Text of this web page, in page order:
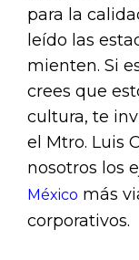
para la
leído las
mienten. Si
crees que
cultura, te
el Mtro. Luis
nosotros los
México más
corporativos.